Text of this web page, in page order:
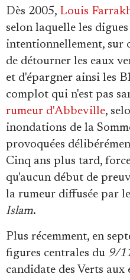
Dès 2005, Louis
selon laquelle les
intentionnellement, sur
de détourner les eaux
et d'épargner ainsi les
complot qui n'est pas
rumeur d'Abbeville,
inondations de la
provoquées
Cinq ans plus tard,
qu'aucun début de
la rumeur diffusée par
Islam.
Plus récemment, en
figures centrales du 9/
candidate des Verts